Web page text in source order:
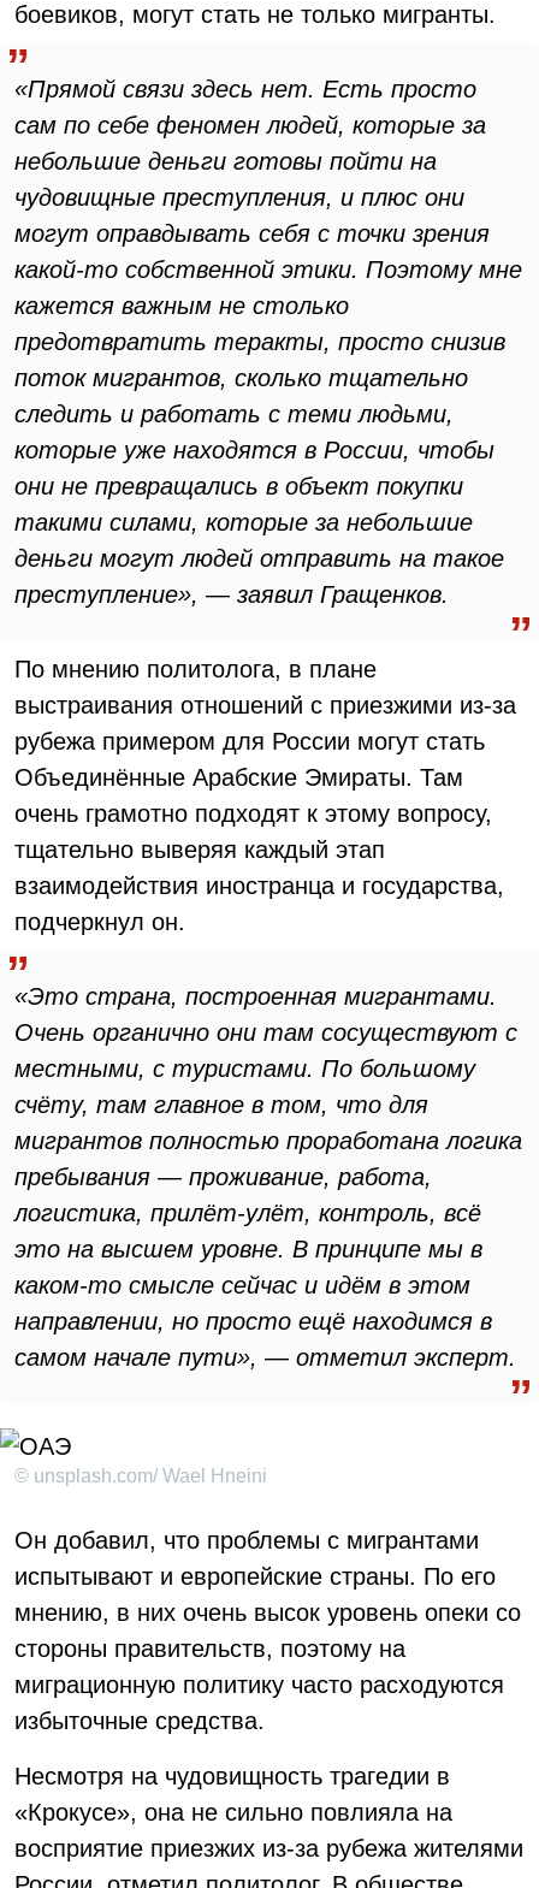
боевиков, могут стать не только мигранты.
«Прямой связи здесь нет. Есть просто
сам по себе феномен людей, которые за
небольшие деньги готовы пойти на
чудовищные преступления, и плюс они
могут оправдывать себя с точки зрения
какой-то собственной этики. Поэтому мне
кажется важным не столько
предотвратить теракты, просто снизив
поток мигрантов, сколько тщательно
следить и работать с теми людьми,
которые уже находятся в России, чтобы
они не превращались в объект покупки
такими силами, которые за небольшие
деньги могут людей отправить на такое
преступление», — заявил Гращенков.
По мнению политолога, в плане
выстраивания отношений с приезжими из-за
рубежа примером для России могут стать
Объединённые Арабские Эмираты. Там
очень грамотно подходят к этому вопросу,
тщательно выверяя каждый этап
взаимодействия иностранца и государства,
подчеркнул он.
«Это страна, построенная мигрантами.
Очень органично они там сосуществуют с
местными, с туристами. По большому
счёту, там главное в том, что для
мигрантов полностью проработана логика
пребывания — проживание, работа,
логистика, прилёт-улёт, контроль, всё
это на высшем уровне. В принципе мы в
каком-то смысле сейчас и идём в этом
направлении, но просто ещё находимся в
самом начале пути», — отметил эксперт.
© unsplash.com/ Wael Hneini
Он добавил, что проблемы с мигрантами
испытывают и европейские страны. По его
мнению, в них очень высок уровень опеки со
стороны правительств, поэтому на
миграционную политику часто расходуются
избыточные средства.
Несмотря на чудовищность трагедии в
«Крокусе», она не сильно повлияла на
восприятие приезжих из-за рубежа жителями